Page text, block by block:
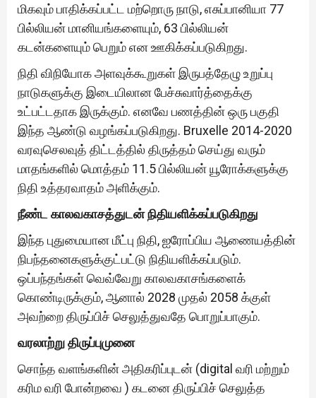
மிகவும் பாதிக்கப்பட்ட மற்றொரு நாடு, எசுப்பானியா 77
பில்லியன் மானியங்களையும், 63 பில்லியன்
கடன்களையும் பெறும் என ஊகிக்கப்படுகிறது.
நிதி விநியோக அளவுக்கூறுகள் இருபத்தேழு உறுப்பு
நாடுகளுக்கு இடையிலான பேச்சுவார்த்தைக்கு
உட்பட்டதாக இருக்கும். எனவே பணத்தின் ஒரு பகுதி
இந்த ஆண்டு வழங்கப்படுகிறது. Bruxelle 2014-2020
வரவுசெலவுத் திட்டத்தில் திருத்தம் செய்து வரும்
மாதங்களில் மொத்தம் 11.5 பில்லியன் யூரோக்களுக்கு
நிதி உத்தரவாதம் அளிக்கும்.
நீண்ட காலவகாசத்துடன் நிதியளிக்கப்படுகிறது
இந்த புதுமையான மீட்பு நிதி, ஐரோப்பிய ஆணையத்தின்
நிபந்தனைகளுக்குட்பட்டு நிதியளிக்கப்படும்.
ஒப்பந்தங்கள் வெவ்வேறு காலவகாசங்களைக்
கொண்டிருக்கும், ஆனால் 2028 முதல் 2058 க்குள்
அவற்றை திருப்பிச் செலுத்துவதே பொறுப்பாகும்.
வரலாற்று திருப்புமுனை
சொந்த வளங்களின் அதிகரிப்புடன் (digital வரி மற்றும்
கரிம வரி போன்றவை ) கடனை திருப்பிச் செலுத்த